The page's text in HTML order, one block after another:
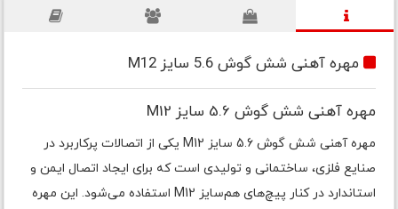
مهره آهنی شش گوش 5.6 سایز M12
مهره آهنی شش گوش 5.6 سایز M12
مهره آهنی شش گوش 5.6 سایز M12 یکی از اتصالات پرکاربرد در
صنایع فلزی، ساختمانی و تولیدی است که برای ایجاد اتصال ایمن و
استاندارد در کنار پیچ‌های هم‌سایز M12 استفاده می‌شود. این مهره